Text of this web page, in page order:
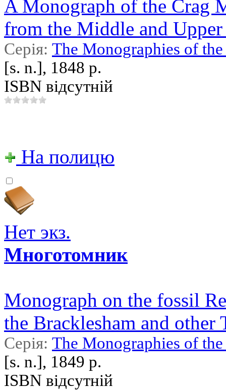
A Monograph of the Crag
from the Middle and
Серія: The Monographies of
[s. n.], 1848 р.
ISBN відсутній
На полицю
Нет экз.
Многотомник
Monograph on the fossil
the Bracklesham and other
Серія: The Monographies of
[s. n.], 1849 р.
ISBN відсутній